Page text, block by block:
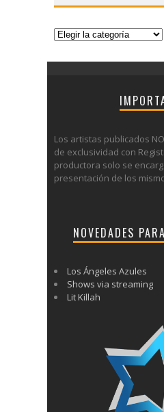
Categorías
Los artistas publicados
de exclusividad con
productora solo se
presentación de los
NOVEDADES
Los Ángeles Azules
Shows via streaming
Lit Killah